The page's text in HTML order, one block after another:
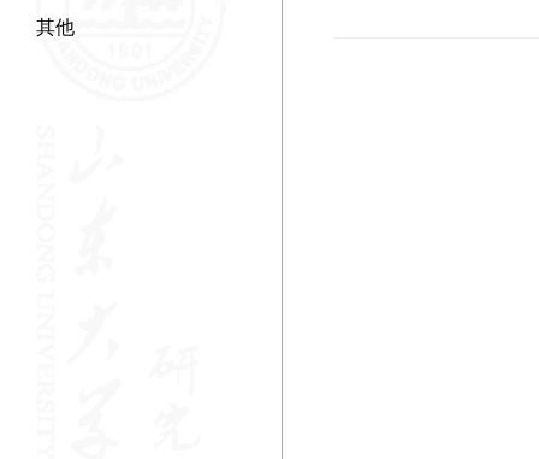
其他